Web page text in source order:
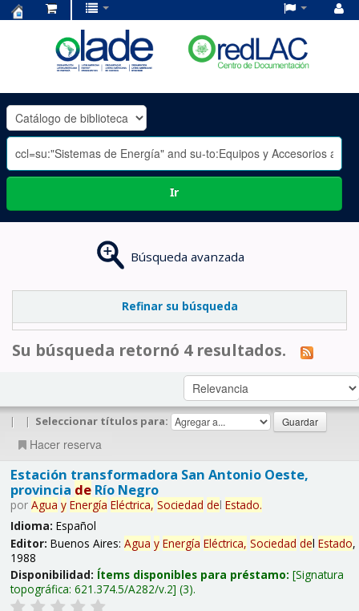
OLADE
-
Ir
Búsqueda avanzada
Refinar su búsqueda
Su búsqueda retornó 4 resultados.
| | Seleccionar títulos para:
Hacer reserva
Estación transformadora San Antonio Oeste,
provincia deRío Negro
por Agua y Energía Eléctrica, Sociedad del Estado.
Idioma: Español
Editor: Buenos Aires: Agua y Energía Eléctrica, Sociedad del Estado,
1988
Disponibilidad: Ítems disponibles para préstamo: Signatura
topográfica: 621.374.5/A282/v.2 (3).